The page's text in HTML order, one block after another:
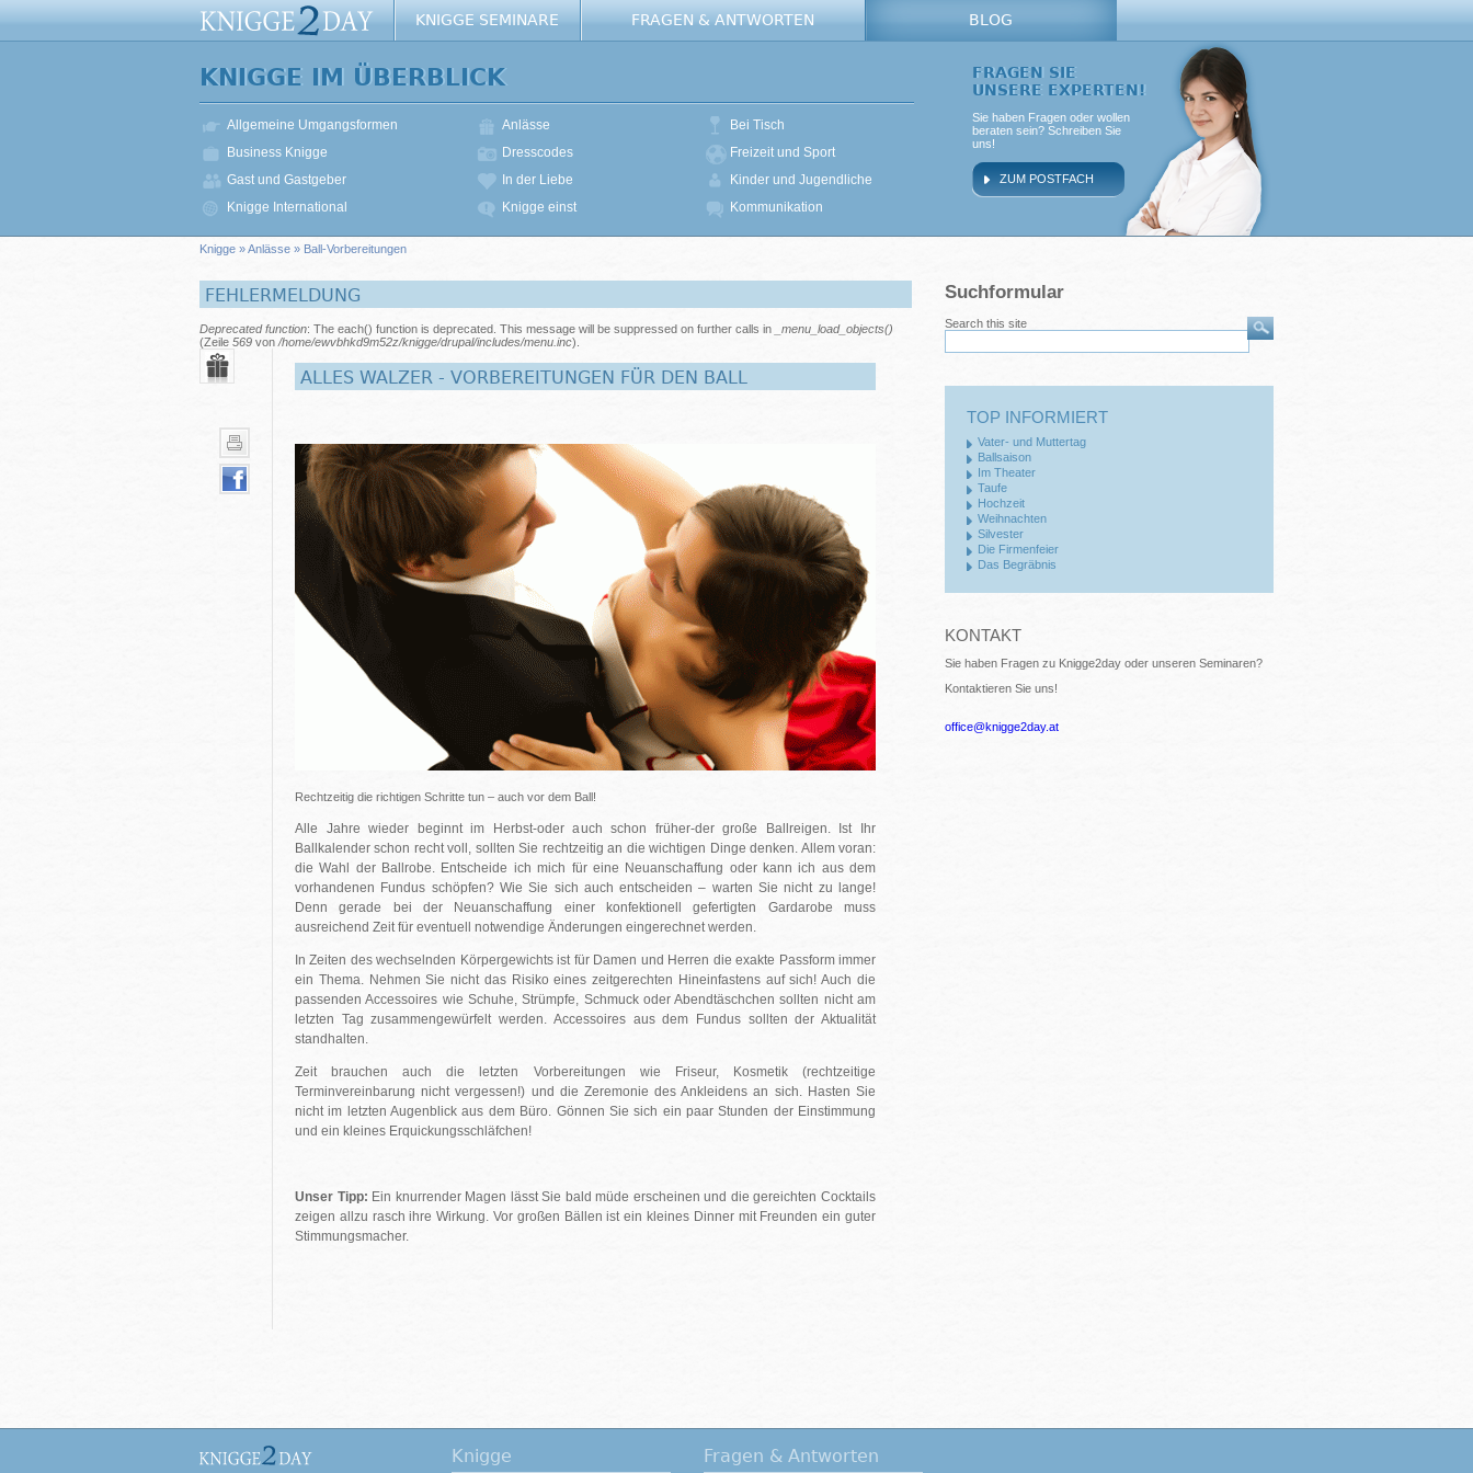
KNIGGE SEMINARE FRAGEN & ANTWORTEN BLOG
KNIGGE IM ÜBERBLICK
Allgemeine Umgangsformen Anlässe
Bei Tisch
Business Knigge
Dresscodes
Freizeit und Sport
Gast und Gastgeber
In der Liebe
Kinder und Jugendliche
Knigge International
Knigge einst Kommunikation
FRAGEN SIE
UNSERE EXPERTEN!
Sie haben Fragen oder wollen
beraten sein? Schreiben Sie
uns!
ZUM POSTFACH
Knigge »Anlässe » Ball-Vorbereitungen
Suchformular
Search this site
FEHLERMELDUNG
Deprecated function: The each() function is deprecated. This message will be suppressed on further calls in
_menu_load_objects()
(Zeile 569 von /home/ewvbhkd9m52z/knigge/drupal/includes/menu.inc).
ALLES WALZER - VORBEREITUNGEN FÜR DEN BALL
Rechtzeitig die richtigen Schritte tun – auch vor dem Ball!
Alle Jahre wieder beginnt im Herbst-oder auch schon früher-der große Ballreigen. Ist Ihr
Ballkalender schon recht voll, sollten Sie rechtzeitig an die wichtigen Dinge denken. Allem voran:
die Wahl der Ballrobe. Entscheide ich mich für eine Neuanschaffung oder kann ich aus dem
vorhandenen Fundus schöpfen? Wie Sie sich auch entscheiden – warten Sie nicht zu lange!
Denn gerade bei der Neuanschaffung einer konfektionell gefertigten Gardarobe muss
ausreichend Zeit für eventuell notwendige Änderungen eingerechnet werden.
In Zeiten des wechselnden Körpergewichts ist für Damen und Herren die exakte Passform immer
ein Thema. Nehmen Sie nicht das Risiko eines zeitgerechten Hineinfastens auf sich! Auch die
passenden Accessoires wie Schuhe, Strümpfe, Schmuck oder Abendtäschchen sollten nicht am
letzten Tag zusammengewürfelt werden. Accessoires aus dem Fundus sollten der Aktualität
standhalten.
Zeit brauchen auch die letzten Vorbereitungen wie Friseur, Kosmetik (rechtzeitige
Terminvereinbarung nicht vergessen!) und die Zeremonie des Ankleidens an sich. Hasten Sie
nicht im letzten Augenblick aus dem Büro. Gönnen Sie sich ein paar Stunden der Einstimmung
und ein kleines Erquickungsschläfchen!
Unser Tipp: Ein knurrender Magen lässt Sie bald müde erscheinen und die gereichten Cocktails
zeigen allzu rasch ihre Wirkung. Vor großen Bällen ist ein kleines Dinner mit Freunden ein guter
Stimmungsmacher.
TOP INFORMIERT
Vater- und Muttertag
Ballsaison
Im Theater
Taufe
Hochzeit
Weihnachten
Silvester
Die Firmenfeier
Das Begräbnis
KONTAKT
Sie haben Fragen zu Knigge2day oder unseren Seminaren?
Kontaktieren Sie uns!
office@knigge2day.at
Knigge Fragen & Antworten